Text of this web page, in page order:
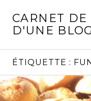
contenu
CARNET DE
D'UNE
ÉTIQUETTE :